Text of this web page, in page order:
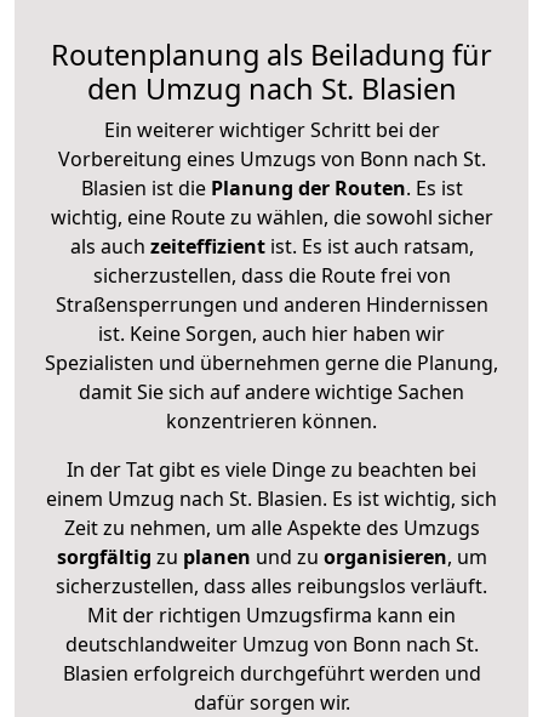
Routenplanung als Beiladung für
den Umzug nach St. Blasien
Ein weiterer wichtiger Schritt bei der
Vorbereitung eines Umzugs von Bonn nach St.
Blasien ist diePlanung der Routen. Es ist
wichtig, eine Route zu wählen, die sowohl sicher
als auch zeiteffizientist. Es ist auch ratsam,
sicherzustellen, dass die Route frei von
Straßensperrungen und anderen Hindernissen
ist. Keine Sorgen, auch hier haben wir
Spezialisten und übernehmen gerne die Planung,
damit Sie sich auf andere wichtige Sachen
konzentrieren können.
In der Tat gibt es viele Dinge zu beachten bei
einem Umzug nach St. Blasien. Es ist wichtig, sich
Zeit zu nehmen, um alle Aspekte des Umzugs
sorgfältig zu planen und zu organisieren, um
sicherzustellen, dass alles reibungslos verläuft.
Mit der richtigen Umzugsfirma kann ein
deutschlandweiter Umzug von Bonn nach St.
Blasien erfolgreich durchgeführt werden und
dafür sorgen wir.